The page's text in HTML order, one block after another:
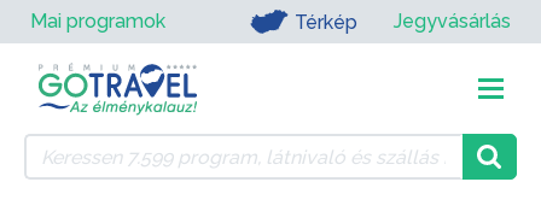
Mai programok Térkép Jegyvásárlás